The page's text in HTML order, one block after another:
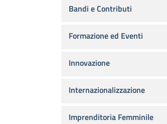
Bandi e Contributi
Formazione ed Eventi
Innovazione
Internazionalizzazione
Imprenditoria Femminile